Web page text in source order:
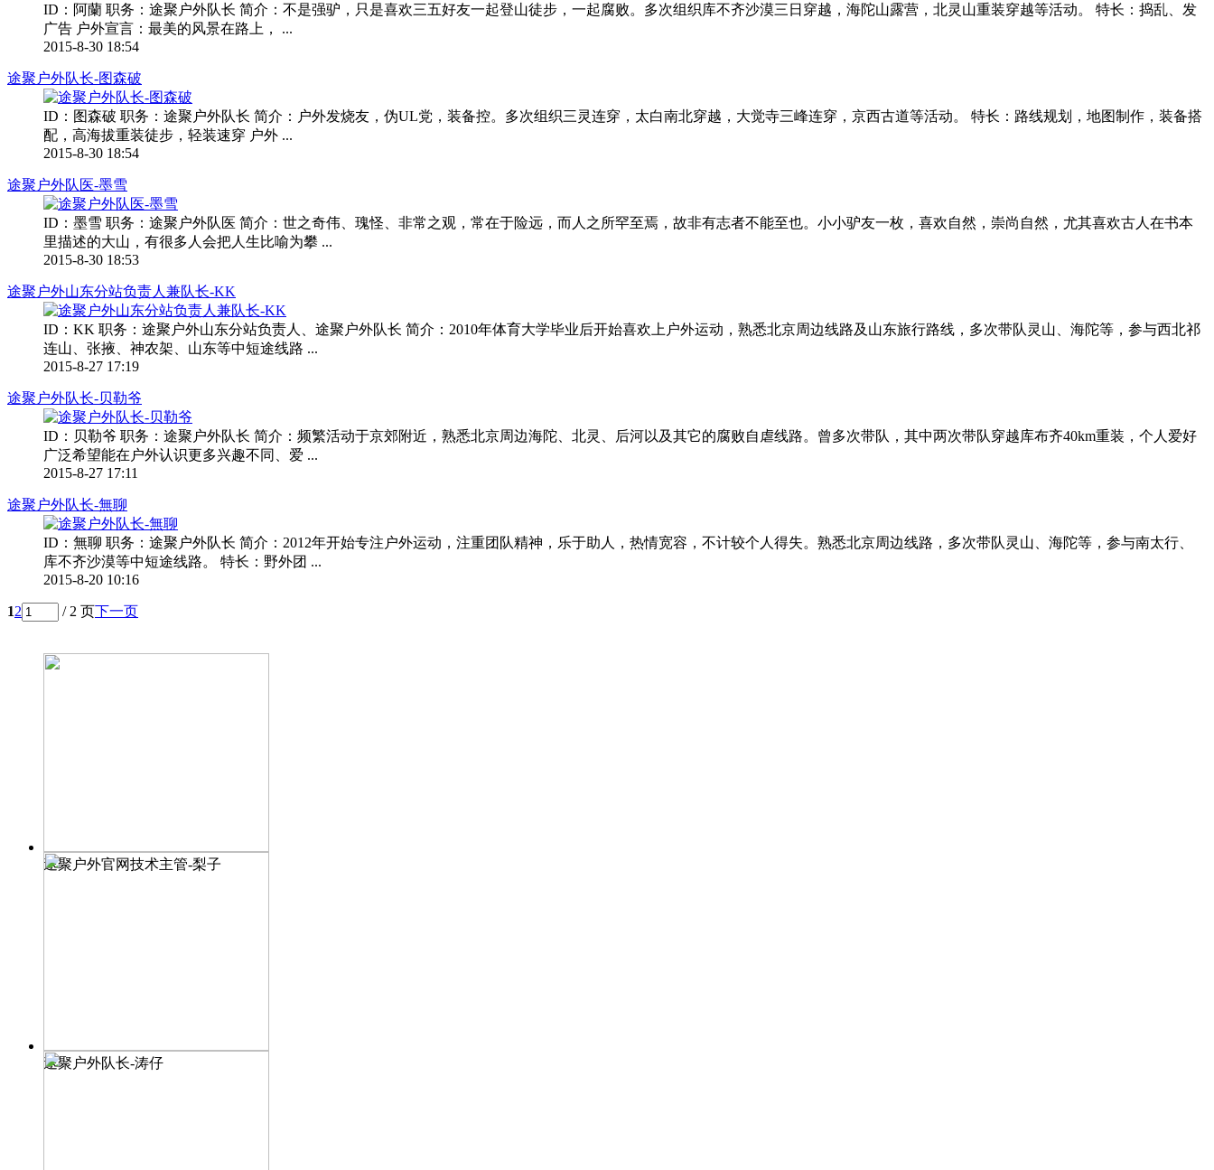
ID：阿蘭 职务：途聚户外队长 简介：不是强驴，只是喜欢三五好友一起登山徒步，一起腐败。多次组织库不齐沙漠三日穿越，海陀山露营，北灵山重装穿越等活动。 特长：捣乱、发
广告 户外宣言：最美的风景在路上， ...
2015-8-30 18:54
途聚户外队长-图森破
ID：图森破 职务：途聚户外队长 简介：户外发烧友，伪UL党，装备控。多次组织三灵连穿，太白南北穿越，大觉寺三峰连穿，京西古道等活动。 特长：路线规划，地图制作，装备搭
配，高海拔重装徒步，轻装速穿 户外 ...
2015-8-30 18:54
途聚户外队医-墨雪
ID：墨雪 职务：途聚户外队医 简介：世之奇伟、瑰怪、非常之观，常在于险远，而人之所罕至焉，故非有志者不能至也。小小驴友一枚，喜欢自然，崇尚自然，尤其喜欢古人在书本
里描述的大山，有很多人会把人生比喻为攀 ...
2015-8-30 18:53
途聚户外山东分站负责人兼队长-KK
ID：KK 职务：途聚户外山东分站负责人、途聚户外队长 简介：2010年体育大学毕业后开始喜欢上户外运动，熟悉北京周边线路及山东旅行路线，多次带队灵山、海陀等，参与西北祁
连山、张掖、神农架、山东等中短途线路 ...
2015-8-27 17:19
途聚户外队长-贝勒爷
ID：贝勒爷 职务：途聚户外队长 简介：频繁活动于京郊附近，熟悉北京周边海陀、北灵、后河以及其它的腐败自虐线路。曾多次带队，其中两次带队穿越库布齐40km重装，个人爱好
广泛希望能在户外认识更多兴趣不同、爱 ...
2015-8-27 17:11
途聚户外队长-無聊
ID：無聊 职务：途聚户外队长 简介：2012年开始专注户外运动，注重团队精神，乐于助人，热情宽容，不计较个人得失。熟悉北京周边线路，多次带队灵山、海陀等，参与南太行、
库不齐沙漠等中短途线路。 特长：野外团 ...
2015-8-20 10:16
12 / 2 页下一页
途聚户外官网技术主管-梨子
途聚户外队长-涛仔